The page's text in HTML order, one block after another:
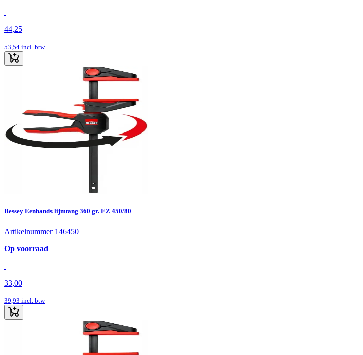
44,25
53,54 incl. btw
Bessey Eenhands lijmtang 360 gr. EZ 450/80
Artikelnummer 146450
Op voorraad
33,00
39,93 incl. btw